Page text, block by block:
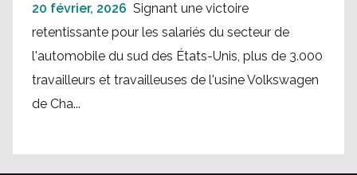
20 février, 2026 Signant une victoire
retentissante pour les salariés du secteur de
l'automobile du sud des États-Unis, plus de 3.000
travailleurs et travailleuses de l'usine Volkswagen
de Cha...